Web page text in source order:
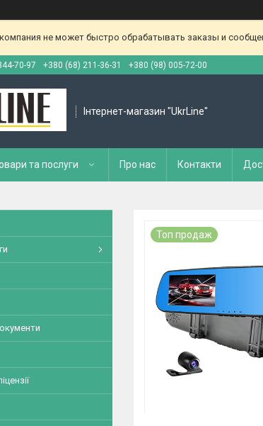
не может быстро обрабатывать заказы и
70-97 +380 (68) 211-36-31 +380 (98) 005-72-00
Інтернет-магазин "UkrLine"
та послуги Про нас Контакти
Топ продаж